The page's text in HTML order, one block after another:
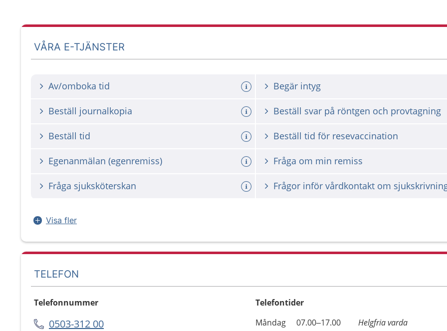
VÅRA E-TJÄNSTER
Av/omboka tid Begär intyg
Beställ journalkopia Beställ svar på röntgen och provtagning
Beställ tid Beställ tid för resevaccination
Egenanmälan (egenremiss) Fråga om min remiss
Fråga sjuksköterskan Frågor inför vårdkontakt om
Visa fler
TELEFON
Telefonnummer
0503-312 00
Telefontider
Dag
Öppettider
Kommentarer
Måndag 07.00–17.00
Helgfria varda